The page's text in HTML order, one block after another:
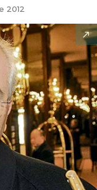
2012